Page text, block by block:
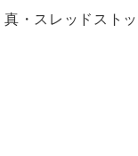
真・スレッドスト